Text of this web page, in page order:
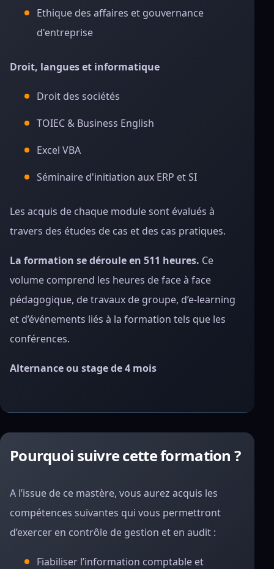
Ethique des affaires et gouvernance
d'entreprise
Droit, langues et informatique
Droit des sociétés
TOIEC & Business English
Excel VBA
Séminaire d'initiation aux ERP et SI
Les acquis de chaque module sont évalués à
travers des études de cas et des cas pratiques.
La formation se déroule en 511 heures. Ce
volume comprend les heures de face à face
pédagogique, de travaux de groupe, d’e-learning
et d’événements liés à la formation tels que les
conférences.
Alternance ou stage de 4 mois
Pourquoi suivre cette formation ?
A l’issue de ce mastère, vous aurez acquis les
compétences suivantes qui vous permettront
d’exercer en contrôle de gestion et en audit :
Fiabiliser l’information comptable et